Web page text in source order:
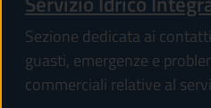
Sezione dedicata ai
guasti, emergenze e
commerciali relative al